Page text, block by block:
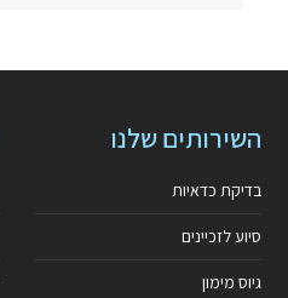
השירותים שלנו
בדיקת כדאיות
סיוע לזכיינים
גיוס מימון